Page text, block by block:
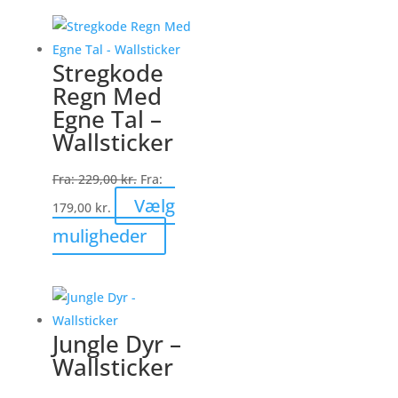
flere
varianter.
på
Stregkode
Regn Med
Egne Tal –
Wallsticker
Fra:229,00kr. Fra:
179,00 kr.
Vælg
muligheder
vare
Mulighederne
kan
Jungle Dyr –
Wallsticker